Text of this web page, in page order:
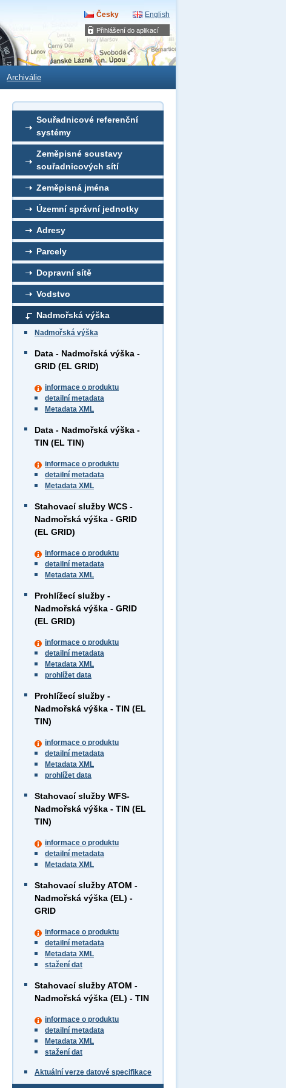
Přihlášení do aplikací
Česky English
Archiválie
Souřadnicové referenční
systémy
Zeměpisné soustavy
souřadnicových sítí
Zeměpisná jména
Územní správní jednotky
Adresy
Parcely
Dopravní sítě
Vodstvo
Nadmořská výška
Nadmořská výška
Data - Nadmořská výška -
GRID (EL GRID)
informace o produktu
detailní metadata
Metadata XML
Data - Nadmořská výška -
TIN (EL TIN)
informace o produktu
detailní metadata
Metadata XML
Stahovací služby WCS -
Nadmořská výška - GRID
(EL GRID)
informace o produktu
detailní metadata
Metadata XML
Prohlížecí služby -
Nadmořská výška - GRID
(EL GRID)
informace o produktu
detailní metadata
Metadata XML
prohlížet data
Prohlížecí služby -
Nadmořská výška - TIN (EL
TIN)
informace o produktu
detailní metadata
Metadata XML
prohlížet data
Stahovací služby WFS-
Nadmořská výška - TIN (EL
TIN)
informace o produktu
detailní metadata
Metadata XML
Stahovací služby ATOM -
Nadmořská výška (EL) -
GRID
informace o produktu
detailní metadata
Metadata XML
stažení dat
Stahovací služby ATOM -
Nadmořská výška (EL) - TIN
informace o produktu
detailní metadata
Metadata XML
stažení dat
Aktuální verze datové specifikace